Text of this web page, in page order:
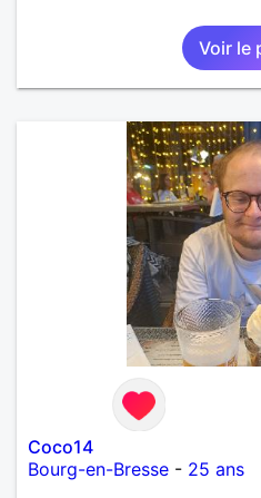
Voir le
Coco14
Bourg-en-Bresse - 25 ans